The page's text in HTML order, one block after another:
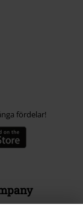
fördelar!